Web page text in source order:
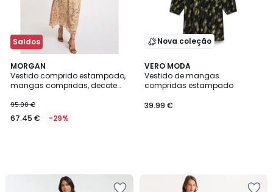
Saldos
MORGAN
Vestido comprido estampado,
mangas compridas, decote
95.00 €
67.45 € -29%
Nova coleção
VERO MODA
Vestido de mangas
compridas estampado
39.99 €